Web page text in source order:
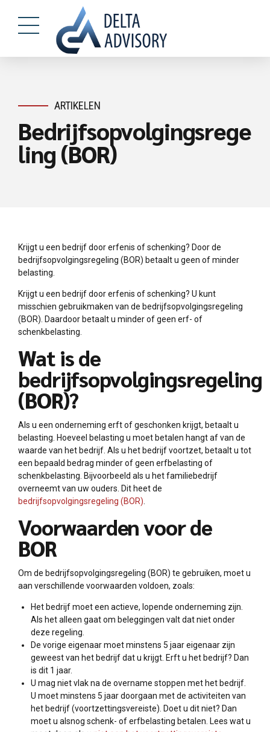
ARTIKELEN
Bedrijfsopvolgingsrege
ling (BOR)
Krijgt u een bedrijf door erfenis of schenking? Door de
bedrijfsopvolgingsregeling (BOR) betaalt u geen of minder
belasting.
Krijgt u een bedrijf door erfenis of schenking? U kunt
misschien gebruikmaken van de bedrijfsopvolgingsregeling
(BOR). Daardoor betaalt u minder of geen erf- of
schenkbelasting.
Wat is de
bedrijfsopvolgingsregeling
(BOR)?
Als u een onderneming erft of geschonken krijgt, betaalt u
belasting. Hoeveel belasting u moet betalen hangt af van de
waarde van het bedrijf. Als u het bedrijf voortzet, betaalt u tot
een bepaald bedrag minder of geen erfbelasting of
schenkbelasting. Bijvoorbeeld als u het familiebedrijf
overneemt van uw ouders. Dit heet de
bedrijfsopvolgingsregeling (BOR)
Voorwaarden voor de
BOR
Om de bedrijfsopvolgingsregeling (BOR) te gebruiken, moet u
aan verschillende voorwaarden voldoen, zoals:
Het bedrijf moet een actieve, lopende onderneming zijn.
Als het alleen gaat om beleggingen valt dat niet onder
deze regeling.
De vorige eigenaar moet minstens 5 jaar eigenaar zijn
geweest van het bedrijf dat u krijgt. Erft u het bedrijf? Dan
is dit 1 jaar.
U mag niet vlak na de overname stoppen met het bedrijf.
U moet minstens 5 jaar doorgaan met de activiteiten van
het bedrijf (voortzettingsvereiste). Doet u dit niet? Dan
moet u alsnog schenk- of erfbelasting betalen. Lees wat u